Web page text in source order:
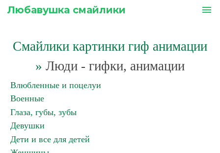
Любавушка смайлики menu
Смайлики картинки гиф анимации
» Люди - гифки, анимации
Влюбленные и поцелуи
Военные
Глаза, губы, зубы
Девушки
Дети и все для детей